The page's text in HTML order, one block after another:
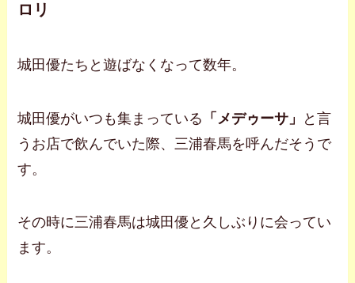
ロリ
城田優たちと遊ばなくなって数年。
城田優がいつも集まっている 「メデゥーサ」
と言
うお店で飲んでいた際、三浦春馬を呼んだそうで
す。
その時に三浦春馬は城田優と久しぶりに会ってい
ます。